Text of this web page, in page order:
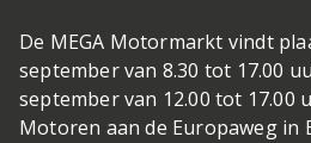
De MEGA Motormarkt vindt
september van 8.30 tot 17.00
september van 12.00 tot 17.00
Motoren aan de Europaweg in